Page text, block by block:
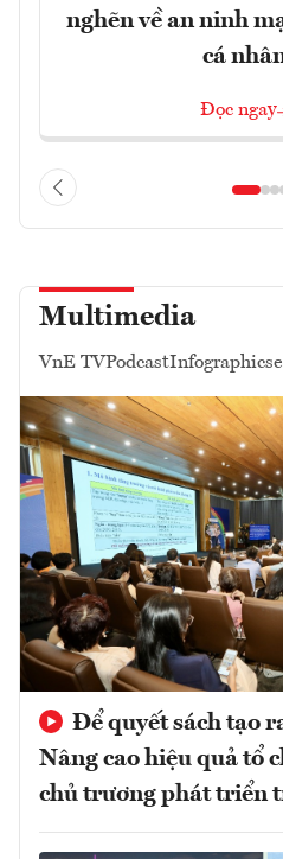
nghẽn về an ninh
cá
Đọc ngay
Multimedia
VnE TVPodcastInfographics
Để quyết sách tạo
Nâng cao hiệu quả tổ
chủ trương phát triển